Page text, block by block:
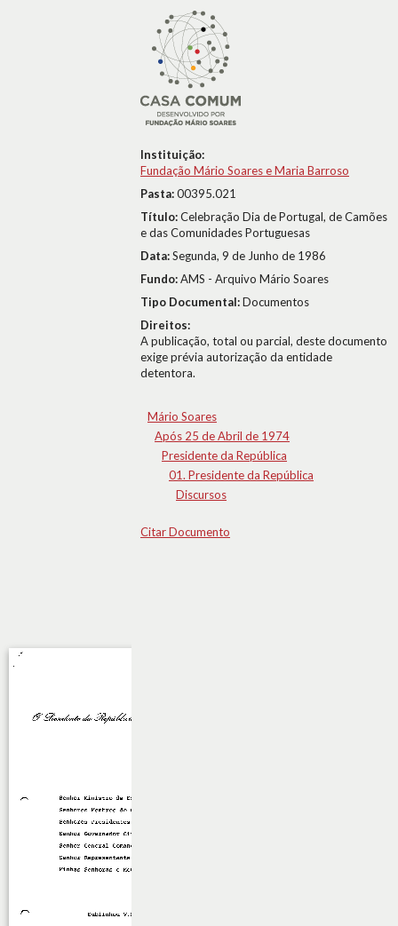
Instituição:
Fundação Mário Soares e Maria Barroso
Pasta:00395.021
Título:Celebração Dia de Portugal, de Camões
e das Comunidades Portuguesas
Data:Segunda, 9 de Junho de 1986
Fundo:AMS - Arquivo Mário Soares
Tipo Documental:Documentos
Direitos:
A publicação, total ou parcial, deste documento
exige prévia autorização da entidade
detentora.
Mário Soares
Após 25 de Abril de 1974
Presidente da República
01. Presidente da República
Discursos
Citar Documento